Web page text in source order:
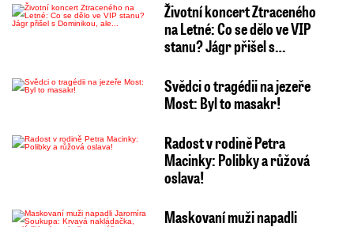
Životní koncert Ztraceného
na Letné: Co se dělo ve VIP
stanu? Jágr přišel s…
Svědci o tragédii na jezeře
Most: Byl to masakr!
Radost v rodině Petra
Macinky: Polibky a růžová
oslava!
Maskovaní muži napadli